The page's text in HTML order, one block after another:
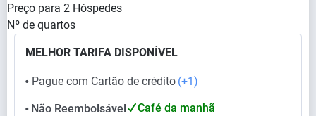
Preço para 2 Hóspedes
Nº de quartos
MELHOR TARIFA DISPONÍVEL
⬤ Pague com Cartão de crédito (+1)
⬤ Não Reembolsável Café da manhã